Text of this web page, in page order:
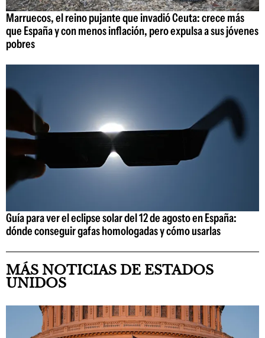
Marruecos, el reino pujante que invadió Ceuta: crece más
que España y con menos inflación, pero expulsa a sus jóvenes
pobres
Guía para ver el eclipse solar del 12 de agosto en España:
dónde conseguir gafas homologadas y cómo usarlas
MÁS NOTICIAS DE ESTADOS
UNIDOS